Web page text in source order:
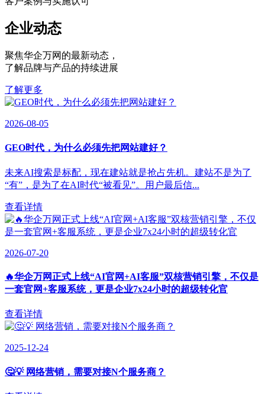
企业动态
聚焦华企万网的最新动态 ，
了解品牌与产品的持续进展
了解更多
2026-08-05
GEO时代，为什么必须先把网站建好？
未来AI搜索是标配，现在建站就是抢占先机。建站不是为了
“有”，是为了在AI时代“被看见”。用户最后信...
查看详情
2026-07-20
🔥华企万网正式上线“AI官网+AI客服”双核营销引擎，不仅是
一套官网+客服系统，更是企业7x24小时的超级转化官
查看详情
2025-12-24
🤔💡 网络营销，需要对接N个服务商？